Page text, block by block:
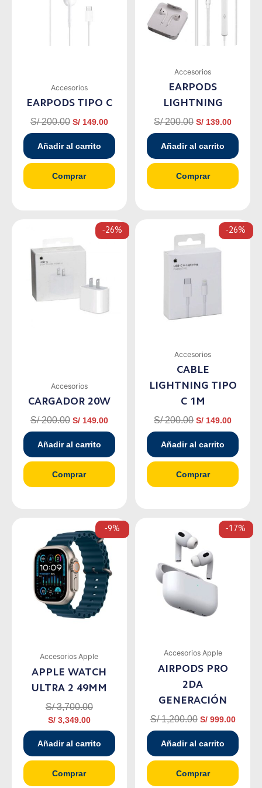
Accesorios
EARPODS TIPO C
S/200.00 S/149.00
Añadir al carrito
Comprar
Accesorios
EARPODS
LIGHTNING
S/200.00 S/ 139.00
Añadir al carrito
Comprar
-26%
Accesorios
CARGADOR 20W
S/200.00
original
S/149.00
El
precio
Añadir al carrito
Comprar
-26%
Accesorios
CABLE
LIGHTNING TIPO
C 1M
S/200.00
precio
original
era:
S/ 149.00
El
precio
Añadir al carrito
Comprar
-9%
Accesorios Apple
APPLE WATCH
ULTRA 2 49MM
S/3,700.00
El
precio
original
era:
S/ 3,700.00.
S/3,349.00
El
precio
actual
es:
S/ 3,349.00.
Añadir al carrito
Comprar
-17%
Accesorios Apple
AIRPODS PRO
2DA
GENERACIÓN
S/1,200.00
precio
era:
S/ 1,200.00.
S/999.00
El
precio
Añadir al carrito
Comprar